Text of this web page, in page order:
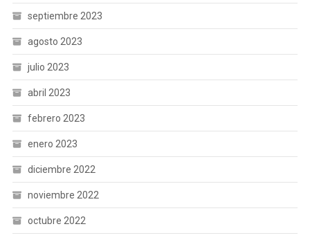
septiembre 2023
agosto 2023
julio 2023
abril 2023
febrero 2023
enero 2023
diciembre 2022
noviembre 2022
octubre 2022